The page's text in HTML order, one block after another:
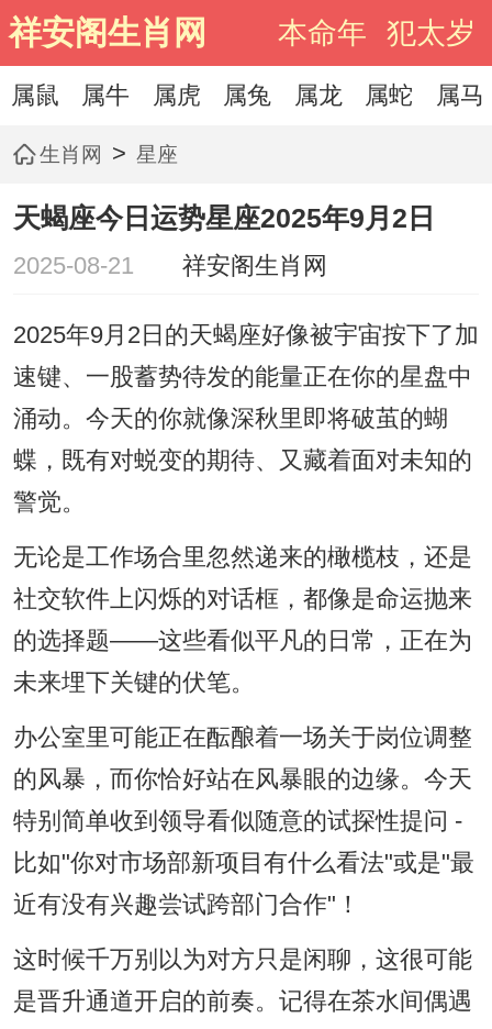
祥安阁生肖网 本命年 犯太岁
属鼠 属牛 属虎 属兔 属龙 属蛇 属马
生肖网 > 星座
天蝎座今日运势星座2025年9月2日
2025-08-21 祥安阁生肖网
2025年9月2日的天蝎座好像被宇宙按下了加
速键、一股蓄势待发的能量正在你的星盘中
涌动。今天的你就像深秋里即将破茧的蝴
蝶，既有对蜕变的期待、又藏着面对未知的
警觉。
无论是工作场合里忽然递来的橄榄枝，还是
社交软件上闪烁的对话框，都像是命运抛来
的选择题——这些看似平凡的日常，正在为
未来埋下关键的伏笔。
办公室里可能正在酝酿着一场关于岗位调整
的风暴，而你恰好站在风暴眼的边缘。今天
特别简单收到领导看似随意的试探性提问 -
比如"你对市场部新项目有什么看法"或是"最
近有没有兴趣尝试跨部门合作"！
这时候千万别以为对方只是闲聊，这很可能
是晋升通道开启的前奏。记得在茶水间偶遇